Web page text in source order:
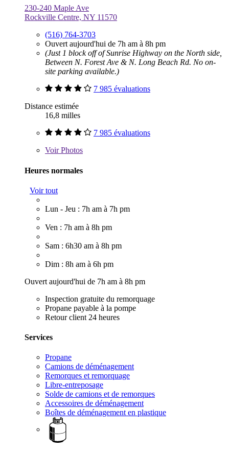
230-240 Maple Ave
Rockville Centre, NY 11570
(516) 764-3703
Ouvert aujourd'hui de 7h am à 8h pm
(Just 1 block off of Sunrise Highway on the North side,
Between N. Forest Ave & N. Long Beach Rd. No on-
site parking available.)
7 985 évaluations
Distance estimée
16,8 milles
7 985 évaluations
VoirPhotos
Heures normales
Voir tout
Lun - Jeu : 7h am à 7h pm
Ven : 7h am à 8h pm
Sam : 6h30 am à 8h pm
Dim : 8h am à 6h pm
Ouvert aujourd'hui de 7h am à 8h pm
Inspection gratuite du remorquage
Propane payable à la pompe
Retour client 24 heures
Services
Propane
Camions de déménagement
Remorques et remorquage
Libre-entreposage
Solde de camions et de remorques
Accessoires de déménagement
Boîtes de déménagement en plastique